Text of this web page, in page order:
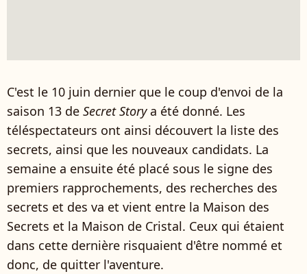
C'est le 10 juin dernier que le coup d'envoi de la
saison 13 de Secret Storya été donné. Les
téléspectateurs ont ainsi découvert la liste des
secrets, ainsi que les nouveaux candidats. La
semaine a ensuite été placé sous le signe des
premiers rapprochements, des recherches des
secrets et des va et vient entre la Maison des
Secrets et la Maison de Cristal. Ceux qui étaient
dans cette dernière risquaient d'être nommé et
donc, de quitter l'aventure.